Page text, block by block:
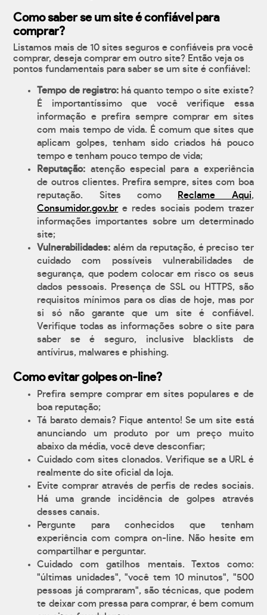
Como saber se um site é confiável para
comprar?
Listamos mais de 10 sites seguros e confiáveis pra você
comprar, deseja comprar em outro site? Então veja os
pontos fundamentais para saber se um site é confiável:
Tempo de registro:há quanto tempo o site existe?
É importantíssimo que você verifique essa
informação e prefira sempre comprar em sites
com mais tempo de vida. É comum que sites que
aplicam golpes, tenham sido criados há pouco
tempo e tenham pouco tempo de vida;
Reputação: atenção especial para a experiência
de outros clientes. Prefira sempre, sites com boa
reputação. Sites como
Reclame Aqui,
Consumidor.gov.br e redes sociais podem trazer
informações importantes sobre um determinado
site;
Vulnerabilidades: além da reputação, é preciso ter
cuidado com possíveis vulnerabilidades de
segurança, que podem colocar em risco os seus
dados pessoais. Presença de SSL ou HTTPS, são
requisitos mínimos para os dias de hoje, mas por
si só não garante que um site é confiável.
Verifique todas as informações sobre o site para
saber se é seguro, inclusive blacklists de
antívirus, malwares e phishing.
Como evitar golpes on-line?
Prefira sempre comprar em sites populares e de
boa reputação;
Tá barato demais? Fique antento! Se um site está
anunciando um produto por um preço muito
abaixo da média, você deve desconfiar;
Cuidado com sites clonados. Verifique se a URL é
realmente do site oficial da loja.
Evite comprar através de perfis de redes sociais.
Há uma grande incidência de golpes através
desses canais.
Pergunte para conhecidos que tenham
experiência com compra on-line. Não hesite em
compartilhar e perguntar.
Cuidado com gatilhos mentais. Textos como:
"últimas unidades", "você tem 10 minutos", "500
pessoas já compraram", são técnicas, que podem
te deixar com pressa para comprar, é bem comum